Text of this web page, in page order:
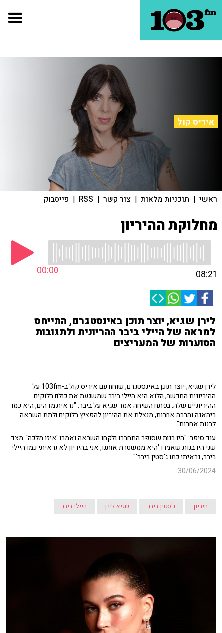
איריס קול
ראשי | תוכניות מלאות | צור קשר |
RSS
| פייסבוק
מחלוקת ההיריון
00:00 08:21
לירן שגיא, יוצר תוכן באינסטגרם, התייחס
למראה של היילי ביבר ההריונית ולתגובות
הסוערות של המעריצים
לירן שגיא, יוצר תוכן באינסטגרם, שוחח עם איריס קול ב-103fm על
ההיריונית החדשה, הלוא היא היילי ביבר שמשגעת את כולם בלוקים
ההיריוניים שלה. בפתח השיחה אמר שגיא על ביבר: "נראית מדהים, היא כמו
ריהאנה והרבה אחרות, מנצלת את ההיריון להפציץ בלוקים ולתת השראה
לבנות אחרות".
עוד סיפר: "היו בנות שסופר התחברו ולקחו השראה ואמרו 'איזו מלכה'. מצד
שני היו בנות שאמרו 'היא ממשטרת אותנו, אני בהיריון לא נראיתי כמו היילי
ביבר, נראיתי כמו ג'סטין ביבר'".
30/06/2024
היריון ג'סטין ביבר שגיא לירן היילי ביבר